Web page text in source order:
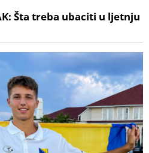
Šta treba ubaciti u ljetnju